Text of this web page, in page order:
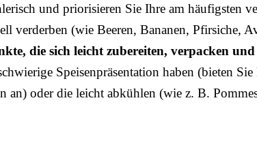
und priorisieren Sie Ihre am häufigsten
verderben (wie Beeren, Bananen, Pfirsiche,
die sich leicht zubereiten, verpacken
Speisenpräsentation haben (bieten
an) oder die leicht abkühlen (wie z. B.